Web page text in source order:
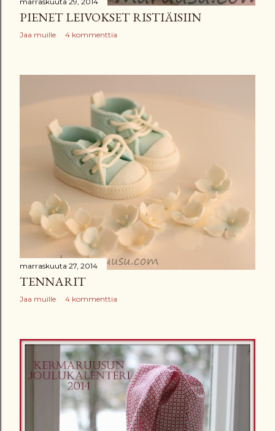
PIENET LEIVOKSET RISTIÄISIIN
Jaa muille 4 kommenttia
marraskuuta 27, 2014
TENNARIT
Jaa muille 4 kommenttia